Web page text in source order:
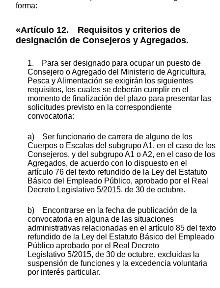
forma:
«Artículo 12. Requisitos y criterios de
designación de Consejeros y Agregados.
1. Para ser designado para ocupar un puesto de
Consejero o Agregado del Ministerio de Agricultura,
Pesca y Alimentación se exigirán los siguientes
requisitos, los cuales se deberán cumplir en el
momento de finalización del plazo para presentar las
solicitudes previsto en la correspondiente
convocatoria:
a) Ser funcionario de carrera de alguno de los
Cuerpos o Escalas del subgrupo A1, en el caso de los
Consejeros, y del subgrupo A1 o A2, en el caso de los
Agregados, de acuerdo con lo dispuesto en el
artículo 76 del texto refundido de la Ley del Estatuto
Básico del Empleado Público, aprobado por el Real
Decreto Legislativo 5/2015, de 30 de octubre.
b) Encontrarse en la fecha de publicación de la
convocatoria en alguna de las situaciones
administrativas relacionadas en el artículo 85 del texto
refundido de la Ley del Estatuto Básico del Empleado
Público aprobado por el Real Decreto
Legislativo 5/2015, de 30 de octubre, excluidas la
suspensión de funciones y la excedencia voluntaria
por interés particular.